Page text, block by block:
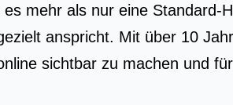
mehr als nur eine Standard-
anspricht. Mit über 10
sichtbar zu machen und